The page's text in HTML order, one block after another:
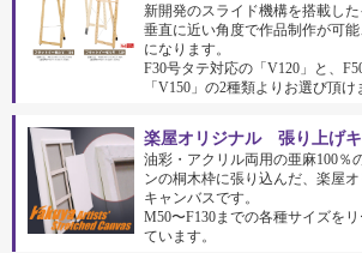
新開発のスライド機構を搭載した
垂直に近い角度で作品制作が可
になります。
F30号タテ対応の「V120」と、
「V150」の2種類よりお選び頂け
楽屋オリジナル 張り上げ
油彩・アクリル両用の亜麻100％
ンの桐木枠に張り込んだ、楽屋
キャンバスです。
M50〜F130までの各種サイズを
ています。